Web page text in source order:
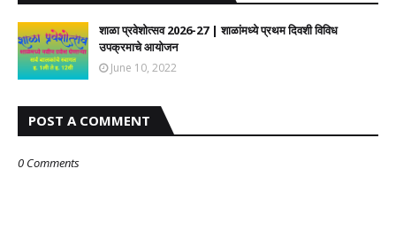
शाळा प्रवेशोत्सव 2026-27 | शाळांमध्ये प्रथम दिवशी विविध
उपक्रमाचे आयोजन
June 10, 2022
POST A COMMENT
0 Comments